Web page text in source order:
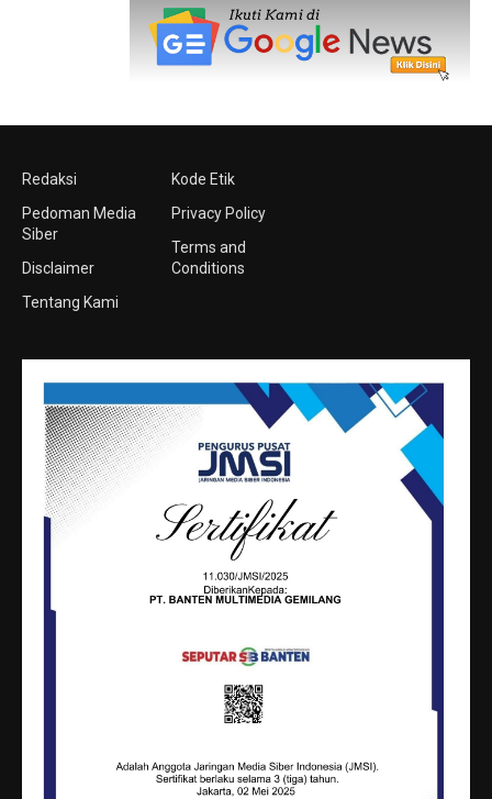
Redaksi
Pedoman Media
Siber
Disclaimer
Tentang Kami
Kode Etik
Privacy Policy
Terms and
Conditions